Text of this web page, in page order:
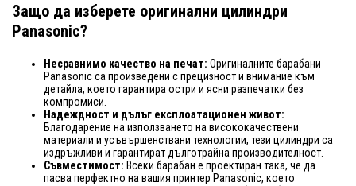
Защо да изберете оригинални цилиндри
Panasonic?
Несравнимо качество на печат: Оригиналните барабани
Panasonic са произведени с прецизност и внимание към
детайла, което гарантира остри и ясни разпечатки без
компромиси.
Надеждност и дълъг експлоатационен живот:
Благодарение на използването на висококачествени
материали и усъвършенствани технологии, тези цилиндри са
издръжливи и гарантират дълготрайна производителност.
Съвместимост: Всеки барабан е проектиран така, че да
пасва перфектно на вашия принтер Panasonic, което